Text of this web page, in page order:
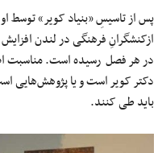
پس از تاسیسِ «بنیاد کویر» توسط
ازکنشگرانِ فرهنگی در لندن
در هر فصل رسیده است. مناسبت
دکتر کویر است و یا پژوهش‌هایی
باید طی کنند.